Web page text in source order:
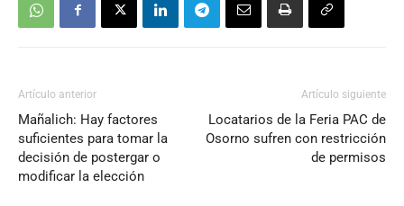
Artículo anterior
Mañalich: Hay factores
suficientes para tomar la
decisión de postergar o
modificar la elección
Artículo siguiente
Locatarios de la Feria PAC de
Osorno sufren con restricción
de permisos